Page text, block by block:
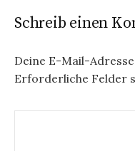
Schreib einen
Deine E-Mail-
Erforderliche Felder